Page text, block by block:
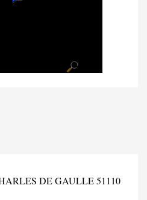
DE GAULLE 51110